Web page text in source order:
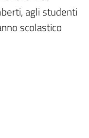
agli studenti
scolastico